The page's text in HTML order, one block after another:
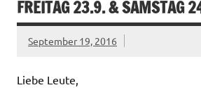
FREITAG 23.9. & SAMSTAG
September 19, 2016
Liebe Leute,